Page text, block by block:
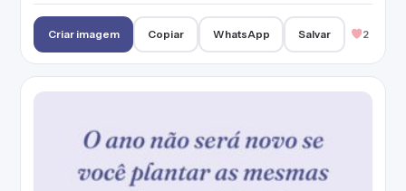
Criar imagem Copiar WhatsApp Salvar 2